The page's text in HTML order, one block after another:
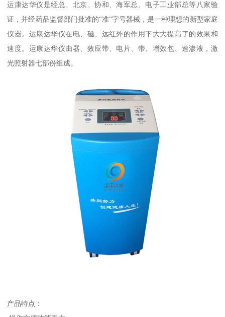
运康达华仪是经总、北京、协和、海军总、电子工业部总等八家验
证，并经药品监督部门批准的“准”字号器械，是一种理想的新型家庭
仪器。运康达华仪在电、磁、远红外的作用下大大提高了的效果和
速度。运康达华仪由器、效应带、电片、带、增效包、速渗液，激
光照射器七部份组成。
产品特点：